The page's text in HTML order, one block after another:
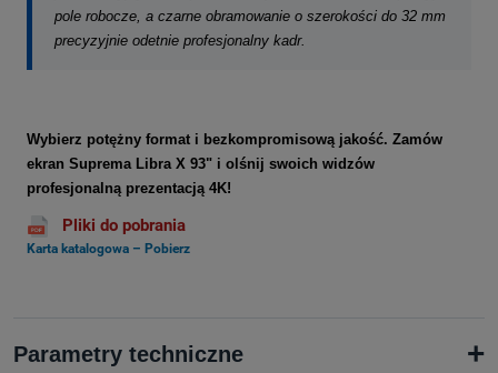
pole robocze, a czarne obramowanie o szerokości do 32 mm
precyzyjnie odetnie profesjonalny kadr.
Wybierz potężny format i bezkompromisową jakość. Zamów
ekran Suprema Libra X 93" i olśnij swoich widzów
profesjonalną prezentacją 4K!
Pliki do pobrania
Karta katalogowa – Pobierz
Parametry techniczne +